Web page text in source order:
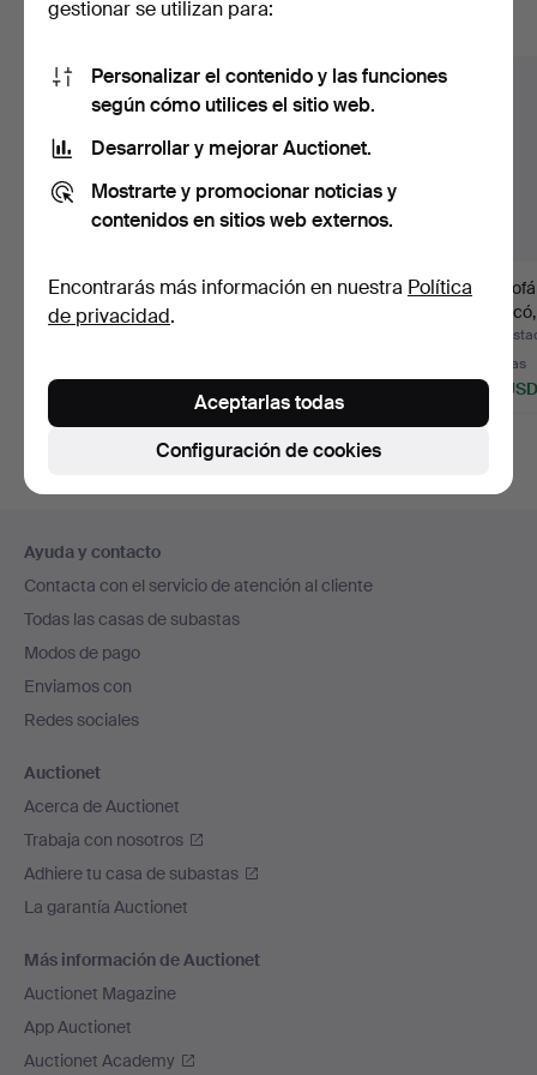
KARL-AXEL
ADOLFSSON. Una
116 USD
Un sofá de estilo
Un
4 pujas
44 USD
en
el
pie
de
página
Ayuda y contacto
Contacta con el servicio de atención al cliente
Todas las casas de subastas
Modos de pago
Enviamos con
Redes sociales
Auctionet
Acerca de Auctionet
Trabaja con nosotros
Adhiere tu casa de subastas
La garantía Auctionet
Más información de Auctionet
Auctionet Magazine
App Auctionet
Auctionet Academy
gestionar se utilizan para:
Personalizar el contenido y las funciones
según cómo utilices el sitio web.
Desarrollar y mejorar Auctionet.
Mostrarte y promocionar noticias y
contenidos en sitios web externos.
Encontrarás más información en nuestra Política
de privacidad.
Configuración de cookies
Aceptarlas todas